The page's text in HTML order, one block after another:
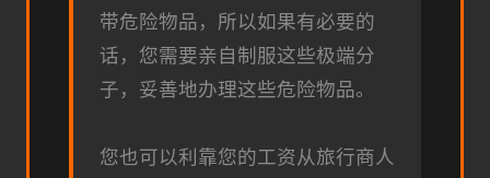
带危险物品，所以如果有必要的
话，您需要亲自制服这些极端分
子，妥善地办理这些危险物品。
您也可以利靠您的工资从旅行商人